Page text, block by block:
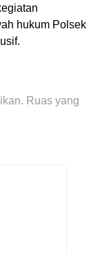
hukum Polsek
Ruas yang